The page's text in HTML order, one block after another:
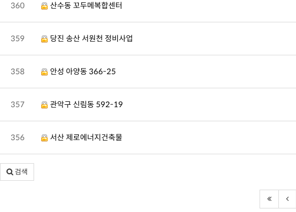
360 산수동 꼬두메복합센터
359 당진 송산 서원천 정비사업
358 안성 아양동 366-25
357 관악구 신림동 592-19
356 서산 제로에너지건축물
검색